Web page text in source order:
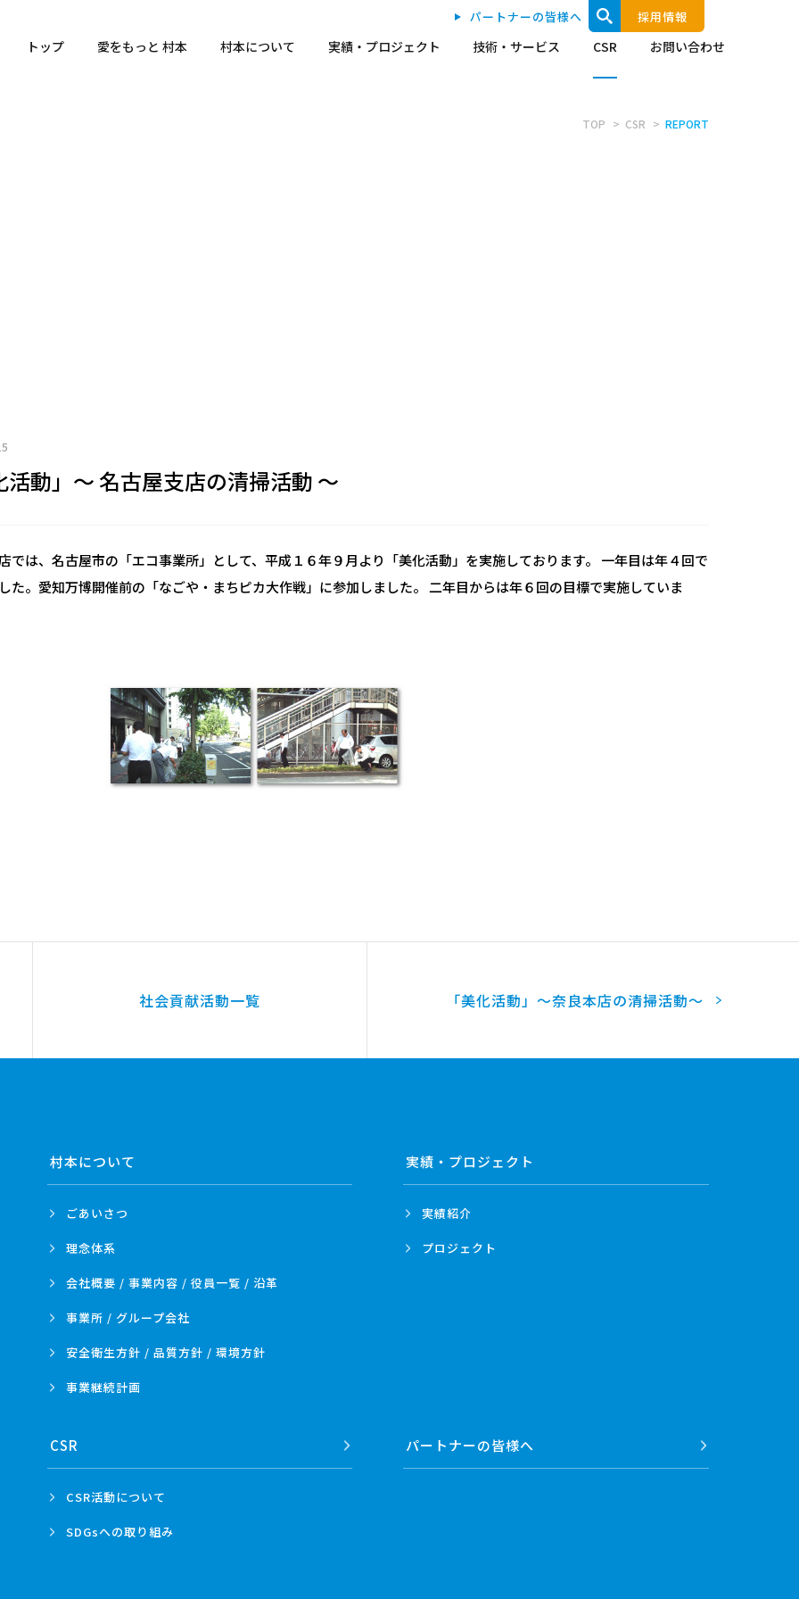
トップ 愛をもっと 村本 村本について 実績・プロジェクト 技術・サービス CSR お問い合わせ
パートナーの皆様へ 採用情報
TOP CSR REPORT
活動」～ 名古屋支店の清掃活動 ～
では、名古屋市の「エコ事業所」として、平成１６年９月より「美化活動」を実施しております。 一年目は年４回で
た。愛知万博開催前の「なごや・まちピカ大作戦」に参加しました。 二年目からは年６回の目標で実施していま
社会貢献活動一覧 「美化活動」～奈良本店の清掃活動～
村本について
ごあいさつ
理念体系
会社概要 / 事業内容 / 役員一覧 / 沿革
事業所 / グループ会社
安全衛生方針 / 品質方針 / 環境方針
事業継続計画
実績・プロジェクト
実績紹介
プロジェクト
CSR
CSR活動について
SDGsへの取り組み
パートナーの皆様へ